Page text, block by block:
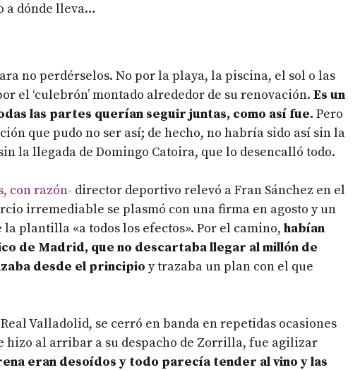
a dónde lleva…
no perdérselos. No por la playa, la piscina, el sol o las
el ‘culebrón’ montado alrededor de su renovación. Es un
las partes querían seguir juntas, como así fue. Pero
que pudo no ser así; de hecho, no habría sido así sin la
la llegada de Domingo Catoira, que lo desencalló todo.
con razón- director deportivo relevó a Fran Sánchez en el
irremediable se plasmó con una firma en agosto y un
plantilla «a todos los efectos». Por el camino, habían
de Madrid, que no descartaba llegar al millón de
desde el principio y trazaba un plan con el que
Valladolid, se cerró en banda en repetidas ocasiones
hizo al arribar a su despacho de Zorrilla, fue agilizar
eran desoídos y todo parecía tender al vino y las